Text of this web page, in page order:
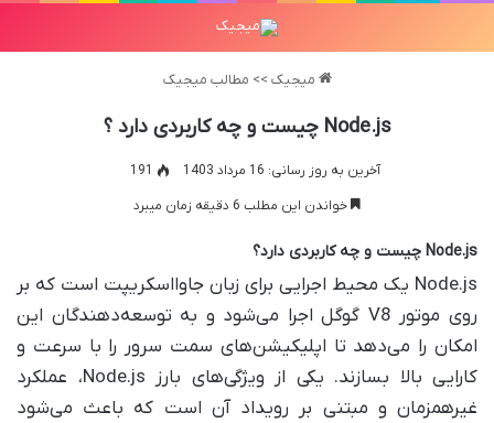
میجیک >> مطالب میجیک
Node.js چیست و چه کاربردی دارد ؟
آخرین به روز رسانی: 16 مرداد 1403
191
خواندن این مطلب 6 دقیقه زمان میبرد
Node.js چیست و چه کاربردی دارد؟
Node.js یک محیط اجرایی برای زبان جاوااسکریپت است که بر
روی موتور V8 گوگل اجرا می‌شود و به توسعه‌دهندگان این
امکان را می‌دهد تا اپلیکیشن‌های سمت سرور را با سرعت و
کارایی بالا بسازند. یکی از ویژگی‌های بارز Node.js، عملکرد
غیرهمزمان و مبتنی بر رویداد آن است که باعث می‌شود